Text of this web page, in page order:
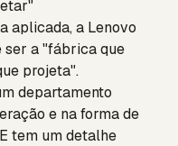
aplicada, a Lenovo
ser a "fábrica que
projeta".
departamento
e na forma de
tem um detalhe